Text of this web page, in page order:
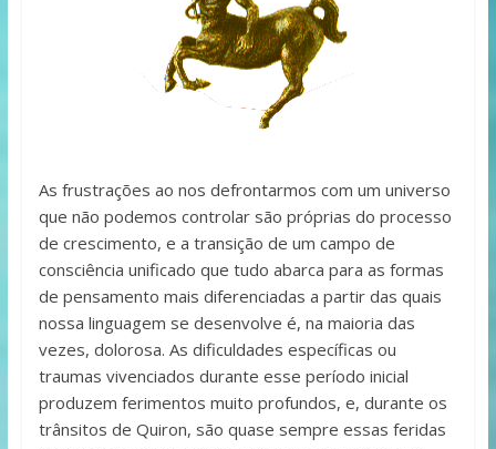
As frustrações ao nos defrontarmos com um universo
que não podemos controlar são próprias do processo
de crescimento, e a transição de um campo de
consciência unificado que tudo abarca para as formas
de pensamento mais diferenciadas a partir das quais
nossa linguagem se desenvolve é, na maioria das
vezes, dolorosa. As dificuldades específicas ou
traumas vivenciados durante esse período inicial
produzem ferimentos muito profundos, e, durante os
trânsitos de Quiron, são quase sempre essas feridas